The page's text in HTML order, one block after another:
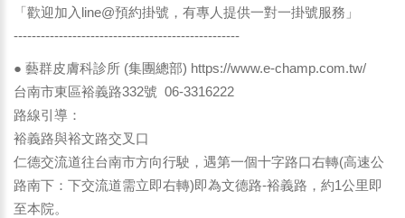
「歡迎加入line@預約掛號，有專人提供一對一掛號服務」
--------------------------------------------------
● 藝群皮膚科診所 (集團總部) https://www.e-champ.com.tw/
台南市東區裕義路332號 06-3316222
路線引導：
裕義路與裕文路交叉口
仁德交流道往台南市方向行駛，遇第一個十字路口右轉(高速公
路南下：下交流道需立即右轉)即為文德路-裕義路，約1公里即
至本院。